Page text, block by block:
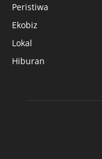
Peristiwa
Ekobiz
Lokal
Hiburan